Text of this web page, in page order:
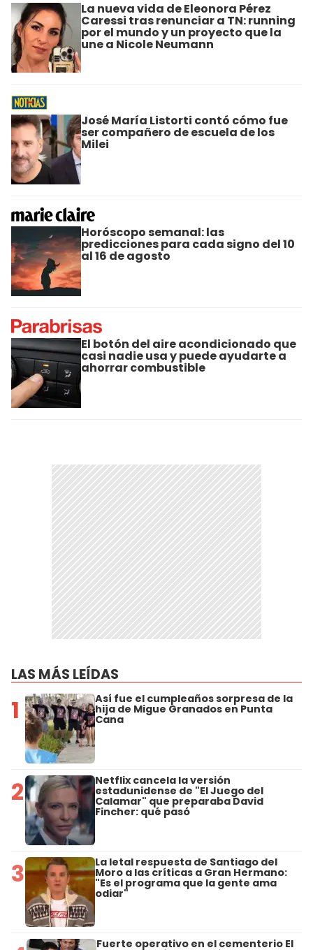
La nueva vida de Eleonora Pérez
Caressi tras renunciar a TN: running
por el mundo y un proyecto que la
une a Nicole Neumann
José María Listorti contó cómo fue
ser compañero de escuela de los
Milei
Horóscopo semanal: las
predicciones para cada signo del 10
al 16 de agosto
El botón del aire acondicionado que
casi nadie usa y puede ayudarte a
ahorrar combustible
LAS MÁS LEÍDAS
1 Así fue el cumpleaños sorpresa de la
hija de Migue Granados en Punta
Cana
2 Netflix cancela la versión
estadunidense de "El Juego del
Calamar" que preparaba David
Fincher: qué pasó
3 La letal respuesta de Santiago del
Moro a las críticas a Gran Hermano:
"Es el programa que la gente ama
odiar"
Fuerte operativo en el cementerio El